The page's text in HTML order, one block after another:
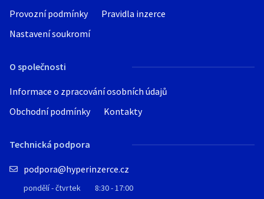
Provozní podmínky
Pravidla inzerce
Nastavení soukromí
O společnosti
Informace o zpracování osobních údajů
Obchodní podmínky
Kontakty
Technická podpora
podpora@hyperinzerce.cz
pondělí - čtvrtek 8:30 - 17:00